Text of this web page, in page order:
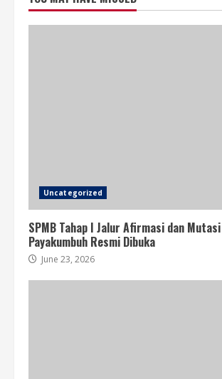
Uncategorized
SPMB Tahap I Jalur Afirmasi dan Mutasi
Payakumbuh Resmi Dibuka
June 23, 2026